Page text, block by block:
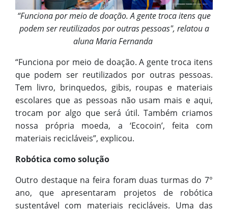
“Funciona por meio de doação. A gente troca itens que
podem ser reutilizados por outras pessoas", relatou a
aluna Maria Fernanda
“Funciona por meio de doação. A gente troca itens
que podem ser reutilizados por outras pessoas.
Tem livro, brinquedos, gibis, roupas e materiais
escolares que as pessoas não usam mais e aqui,
trocam por algo que será útil. Também criamos
nossa própria moeda, a ‘Ecocoin’, feita com
materiais recicláveis”, explicou.
Robótica como solução
Outro destaque na feira foram duas turmas do 7°
ano, que apresentaram projetos de robótica
sustentável com materiais recicláveis. Uma das